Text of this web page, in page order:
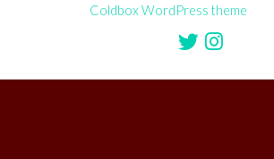
Coldbox WordPress theme
TwitterInstagram